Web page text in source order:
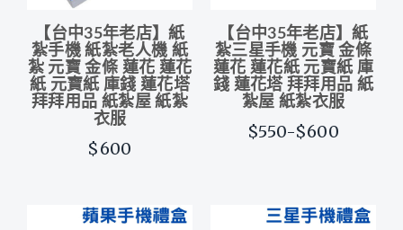
【台中35年老店】紙
紮手機 紙紮老人機 紙
紮 元寶 金條 蓮花 蓮花
紙 元寶紙 庫錢 蓮花塔
拜拜用品 紙紮屋 紙紮
衣服
$600
【台中35年老店】紙
紮三星手機 元寶 金條
蓮花 蓮花紙 元寶紙 庫
錢 蓮花塔 拜拜用品 紙
紮屋 紙紮衣服
$550-$600